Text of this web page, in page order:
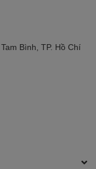
Bình, TP. Hồ Chí